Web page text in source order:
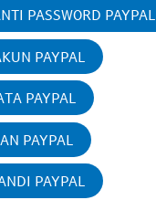
PASSWORD PAYPAL
PAYPAL
PAYPAL
PAYPAL
PAYPAL